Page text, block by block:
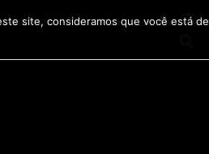
site, consideramos que você está de